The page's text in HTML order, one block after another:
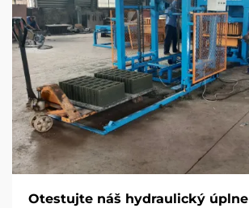
Otestujte náš hydraulický úplne